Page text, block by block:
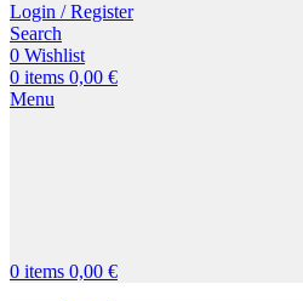
Login / Register
Search
0 Wishlist
0 items 0,00 €
Menu
0 items 0,00 €